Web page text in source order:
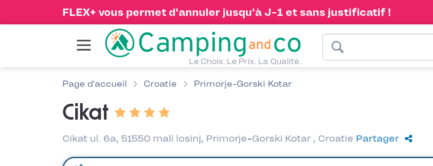
FLEX+ vous permet d'annuler jusqu'à J-1 et sans justificatif !
Le Choix. Le Prix. La Qualité.
Page d'accueil Croatie Primorje-Gorski Kotar
Cikat
Cikat ul. 6a, 51550 mali losinj, Primorje-Gorski Kotar , Croatie Partager